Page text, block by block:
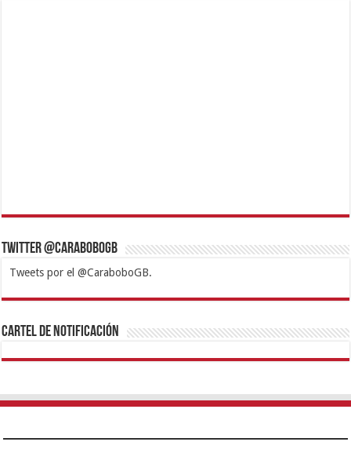
Twitter @CaraboboGB
Tweets por el @CaraboboGB.
1xbetBetturkeyBetistKralbetSupertotobetTipobetMatadorbetMariobet
https://mvbcasino.com/
Cartel de Notificación